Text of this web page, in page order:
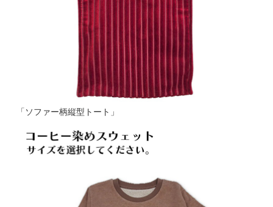
「ソファー柄縦型トート」